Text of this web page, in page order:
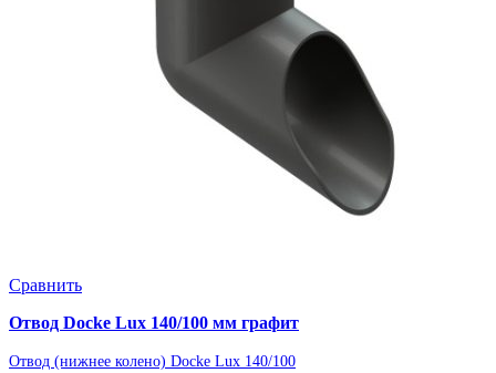
Сравнить
Отвод Docke Lux 140/100 мм графит
Отвод (нижнее колено) Docke Lux 140/100